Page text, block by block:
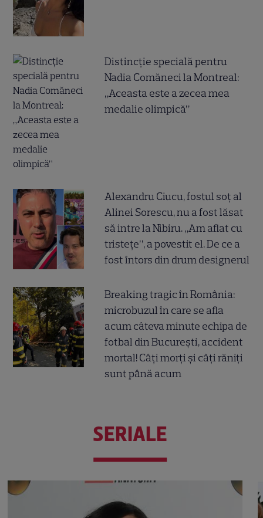
Distincție specială pentru
Nadia Comăneci la Montreal:
„Aceasta este a zecea mea
medalie olimpică”
Alexandru Ciucu, fostul soț al
Alinei Sorescu, nu a fost lăsat
să intre la Nibiru. „Am aflat cu
tristețe”, a povestit el. De ce a
fost întors din drum designerul
Breaking tragic în România:
microbuzul în care se afla
acum câteva minute echipa de
fotbal din București, accident
mortal! Câți morți și câți răniți
sunt până acum
SERIALE